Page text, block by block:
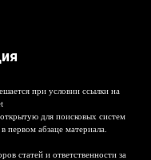
при условии ссылки на
для поисковых систем
первом абзаце материала.
статей и ответственности за